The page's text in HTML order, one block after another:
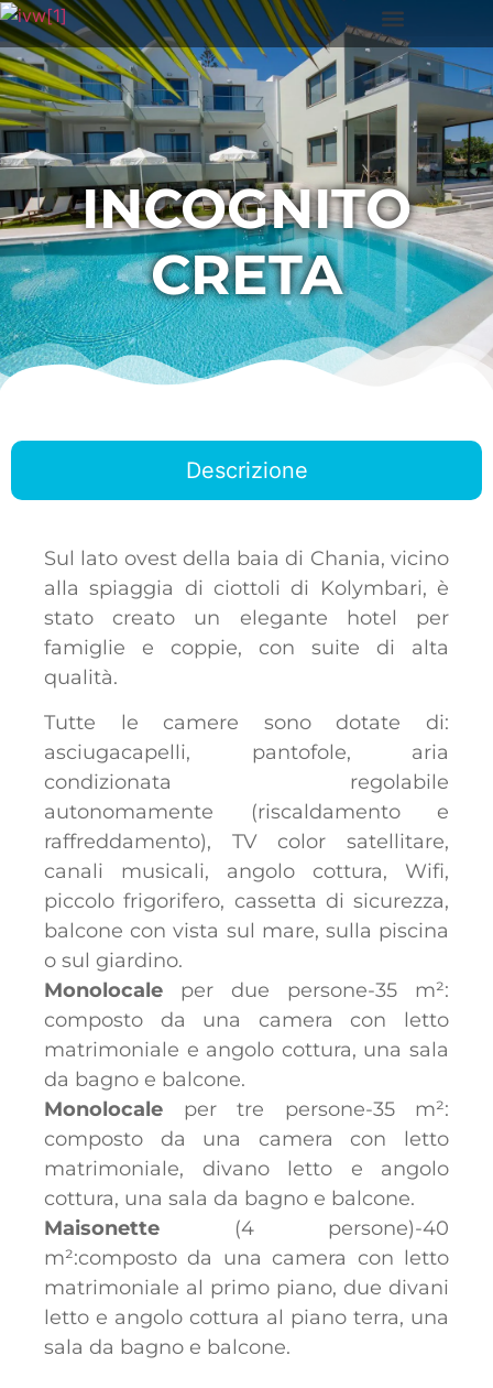
INCOGNITO
CRETA
Descrizione
Sul lato ovest della baia di Chania, vicino
alla spiaggia di ciottoli di Kolymbari, è
stato creato un elegante hotel per
famiglie e coppie, con suite di alta
qualità.
Tutte le camere sono dotate di:
asciugacapelli, pantofole, aria
condizionata regolabile
autonomamente (riscaldamento e
raffreddamento), TV color satellitare,
canali musicali, angolo cottura, Wifi,
piccolo frigorifero, cassetta di sicurezza,
balcone con vista sul mare, sulla piscina
o sul giardino.
Monolocale per due persone-35 m²:
composto da una camera con letto
matrimoniale e angolo cottura, una sala
da bagno e balcone.
Monolocale per tre persone-35 m²:
composto da una camera con letto
matrimoniale, divano letto e angolo
cottura, una sala da bagno e balcone.
Maisonette
(4 persone)-40
m²:composto da una camera con letto
matrimoniale al primo piano, due divani
letto e angolo cottura al piano terra, una
sala da bagno e balcone.